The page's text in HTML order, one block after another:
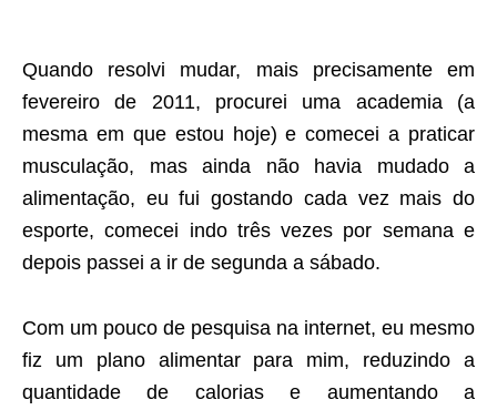
Quando resolvi mudar, mais precisamente em
fevereiro de 2011, procurei uma academia (a
mesma em que estou hoje) e comecei a praticar
musculação, mas ainda não havia mudado a
alimentação, eu fui gostando cada vez mais do
esporte, comecei indo três vezes por semana e
depois passei a ir de segunda a sábado.
Com um pouco de pesquisa na internet, eu mesmo
fiz um plano alimentar para mim, reduzindo a
quantidade de calorias e aumentando a